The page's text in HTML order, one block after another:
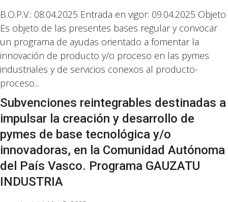
B.O.P.V.: 08.04.2025 Entrada en vigor: 09.04.2025 Objeto
Es objeto de las presentes bases regular y convocar
un programa de ayudas orientado a fomentar la
innovación de producto y/o proceso en las pymes
industriales y de servicios conexos al producto-
proceso...
Subvenciones reintegrables destinadas a
impulsar la creación y desarrollo de
pymes de base tecnológica y/o
innovadoras, en la Comunidad Autónoma
del País Vasco. Programa GAUZATU
INDUSTRIA